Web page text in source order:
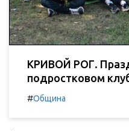
КРИВОЙ РОГ.
подростковом
#Община